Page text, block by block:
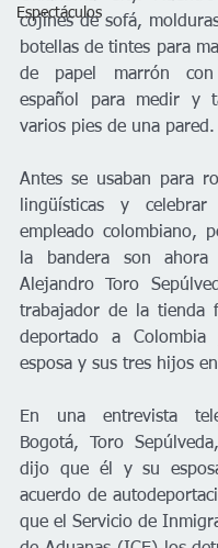
Espectáculos
cojines de sofá,
botellas de tintes para
de papel marrón
español para medir y
varios pies de una pared.
Antes se usaban para
lingüísticas y
empleado colombiano,
la bandera son ahora
Alejandro Toro
trabajador de la tienda
deportado a
esposa y sus tres hijos
En una entrevista
Bogotá, Toro
dijo que él y su
acuerdo de
que el Servicio de